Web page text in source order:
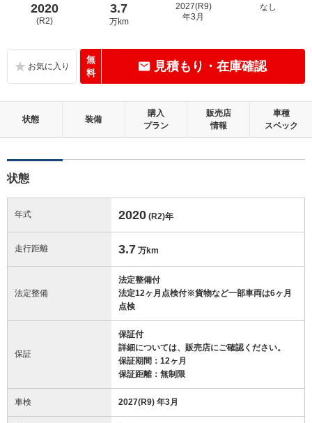
2020
(R2)
3.7
万km
2027(R9)
年3月
なし
無
料
見積もり・在庫確認
状態 装備
購入
プラン
販売店
情報
車種
スペック
状態
年式 2020 (R2)年
走行距離 3.7 万km
法定整備
法定整備付
法定12ヶ月点検付※貨物など一部車両は6ヶ月
点検
保証
保証付
詳細については、販売店にご確認ください。
保証期間：12ヶ月
保証距離：無制限
車検 2027(R9) 年3月